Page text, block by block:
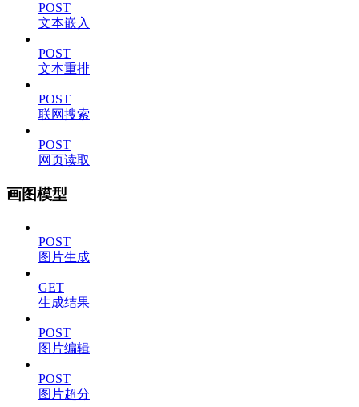
POST
文本嵌入
POST
文本重排
POST
联网搜索
POST
网页读取
画图模型
POST
图片生成
GET
生成结果
POST
图片编辑
POST
图片超分